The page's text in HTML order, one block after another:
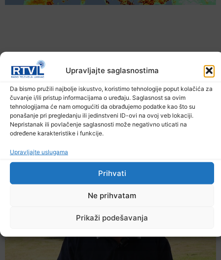
Upravljajte saglasnostima
Da bismo pružili najbolje iskustvo, koristimo tehnologije poput kolačića za
čuvanje i/ili pristup informacijama o uređaju. Saglasnost sa ovim
tehnologijama će nam omogućiti da obrađujemo podatke kao što su
ponašanje pri pregledanju ili jedinstveni ID-ovi na ovoj veb lokaciji.
Nepristanak ili povlačenje saglasnosti može negativno uticati na
određene karakteristike i funkcije.
Upravljajte uslugama
Prihvati
Ne prihvatam
Prikaži podešavanja
Upozorenje za narednih sedam dana: Požari
prijete Balkanu, u rizičnoj zoni nalazi se i BiH
6. Augusta 2026.